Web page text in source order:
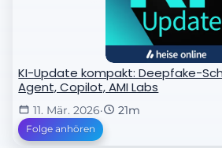
KI-Update kompakt: Deepfake-
Agent, Copilot, AMI Labs
11. Mär. 2026· 21m
Folge anhören